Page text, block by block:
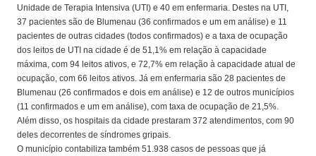
Unidade de Terapia Intensiva (UTI) e 40 em enfermaria. Destes na UTI,
37 pacientes são de Blumenau (36 confirmados e um em análise) e 11
pacientes de outras cidades (todos confirmados) e a taxa de ocupação
dos leitos de UTI na cidade é de 51,1% em relação à capacidade
máxima, com 94 leitos ativos, e 72,7% em relação à capacidade atual de
ocupação, com 66 leitos ativos. Já em enfermaria são 28 pacientes de
Blumenau (26 confirmados e dois em análise) e 12 de outros municípios
(11 confirmados e um em análise), com taxa de ocupação de 21,5%.
Além disso, os hospitais da cidade prestaram 372 atendimentos, com 90
deles decorrentes de síndromes gripais.
O município contabiliza também 51.938 casos de pessoas que já